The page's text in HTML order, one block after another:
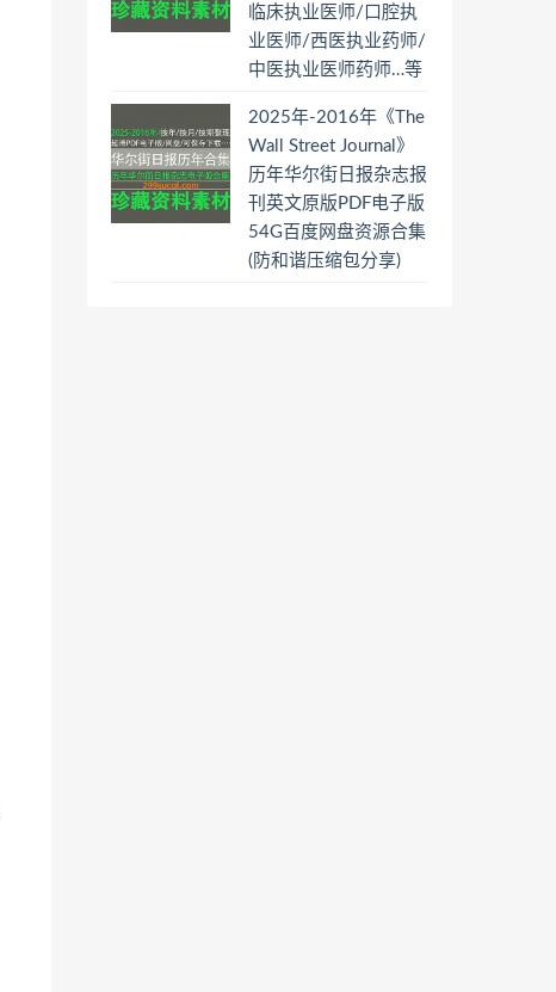
临床执业医师/口腔执
业医师/西医执业药师/
中医执业医师药师…等
2025年-2016年《The
Wall Street Journal》
历年华尔街日报杂志报
刊英文原版PDF电子版
54G百度网盘资源合集
(防和谐压缩包分享)